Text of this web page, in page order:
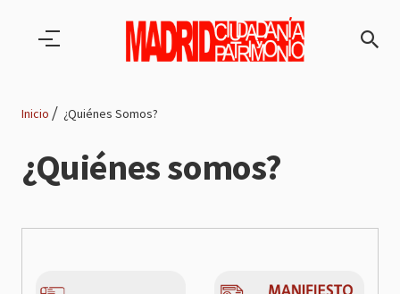
Ruta
de
navegación
Inicio ¿Quiénes Somos?
¿Quiénes somos?